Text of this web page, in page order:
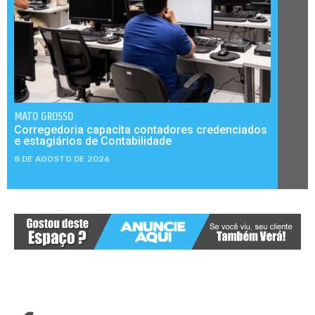
MATO GROSSO
Corregedoria capacita contadores credenciados
e estagiários de Contabilidade
8 DE AGOSTO DE 2026